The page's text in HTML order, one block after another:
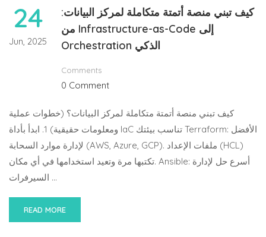
24
Jun, 2025
كيف تبني منصة أتمتة متكاملة لمركز البيانات:
من Infrastructure-as-Code إلى
Orchestration الذكي
Comments
0 Comment
كيف تبني منصة أتمتة متكاملة لمركز البيانات؟ (خطوات عملية
ومعلومات حقيقية) 1. ابدأ بأداة IaC تناسب بيئتك Terraform: الأفضل
لإدارة موارد السحابة (AWS, Azure, GCP). ملفات الإعداد (HCL)
تكتبها مرة وتعيد استخدامها في أي مكان. Ansible: أسرع حل لإدارة
السيرفرات …
READ MORE